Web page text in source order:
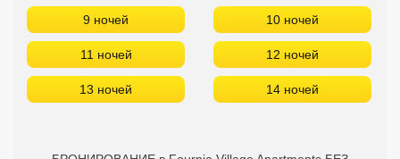
ПОИСК ДЕШЕВЫХ АВИАБИЛЕТОВ
Подбор туров в WhatsApp на ваши даты